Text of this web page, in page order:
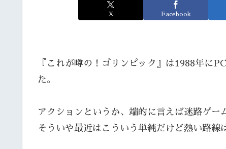
X Facebook
『これが噂の！ゴリンピック』は1988年に
た。
アクションというか、端的に言えば迷路ゲー
そういや最近はこういう単純だけど熱い路線